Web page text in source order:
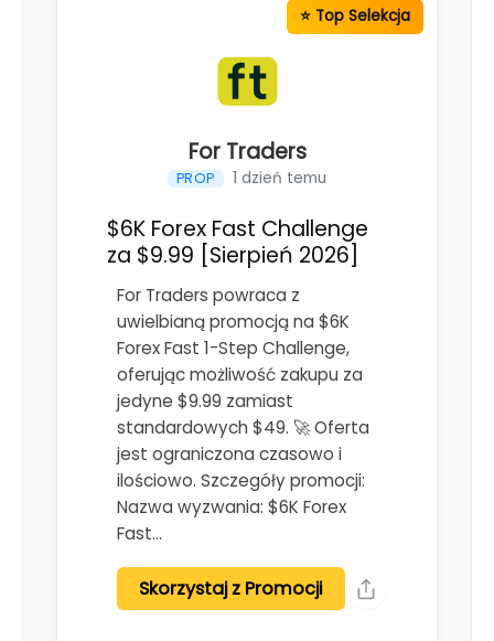
For Traders
PROP 1 dzień temu
$6K Forex Fast Challenge
za $9.99 [Sierpień 2026]
For Traders powraca z
uwielbianą promocją na $6K
Forex Fast 1-Step Challenge,
oferując możliwość zakupu za
jedyne $9.99 zamiast
standardowych $49. 🚀 Oferta
jest ograniczona czasowo i
ilościowo. Szczegóły promocji:
Nazwa wyzwania: $6K Forex
Fast…
Skorzystaj z Promocji